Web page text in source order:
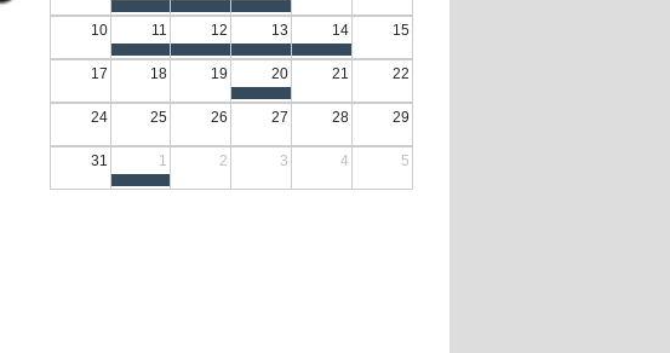
10 11 12 13 14 15
17 18 19 20 21 22
24 25 26 27 28 29
31 1 2 3 4 5